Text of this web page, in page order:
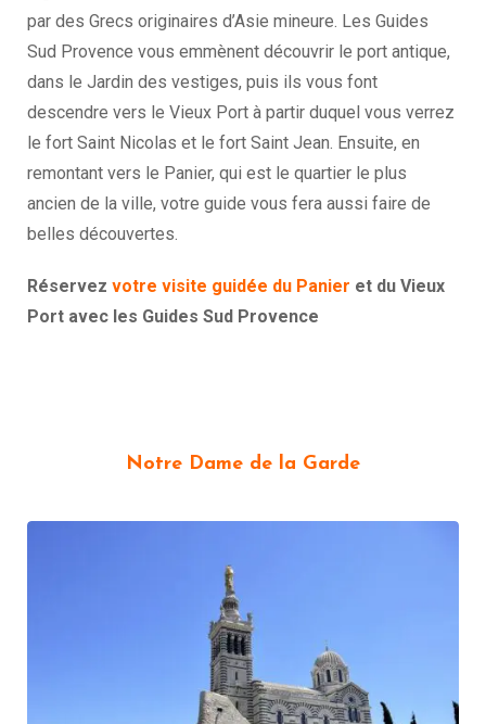
par des Grecs originaires d’Asie mineure. Les Guides
Sud Provence vous emmènent découvrir le port antique,
dans le Jardin des vestiges, puis ils vous font
descendre vers le Vieux Port à partir duquel vous verrez
le fort Saint Nicolas et le fort Saint Jean. Ensuite, en
remontant vers le Panier, qui est le quartier le plus
ancien de la ville, votre guide vous fera aussi faire de
belles découvertes.
Réservez votre visite guidée du Panier et du Vieux
Port avec les Guides Sud Provence
Notre Dame de la Garde